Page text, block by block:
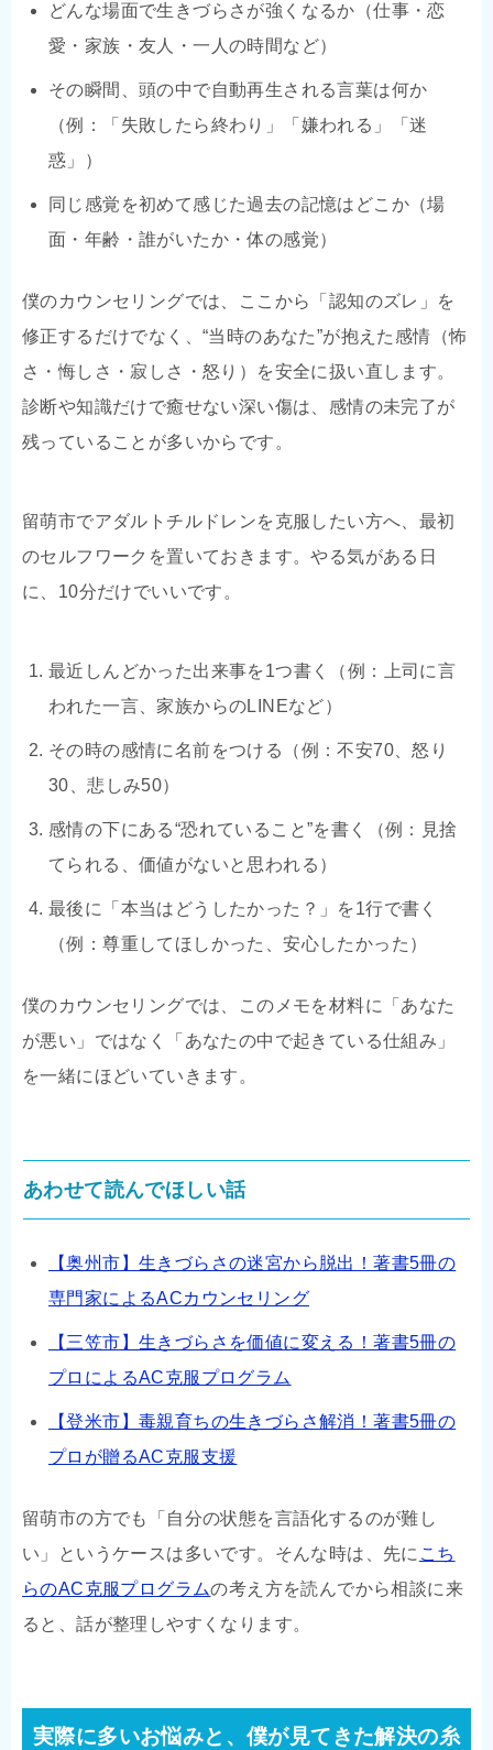
どんな場面で生きづらさが強くなるか（仕事・恋
愛・家族・友人・一人の時間など）
その瞬間、頭の中で自動再生される言葉は何か
（例：「失敗したら終わり」「嫌われる」「迷
惑」）
同じ感覚を初めて感じた過去の記憶はどこか（場
面・年齢・誰がいたか・体の感覚）
僕のカウンセリングでは、ここから「認知のズレ」を
修正するだけでなく、“当時のあなた”が抱えた感情（怖
さ・悔しさ・寂しさ・怒り）を安全に扱い直します。
診断や知識だけで癒せない深い傷は、感情の未完了が
残っていることが多いからです。
留萌市でアダルトチルドレンを克服したい方へ、最初
のセルフワークを置いておきます。やる気がある日
に、10分だけでいいです。
最近しんどかった出来事を1つ書く（例：上司に言
われた一言、家族からのLINEなど）
その時の感情に名前をつける（例：不安70、怒り
30、悲しみ50）
感情の下にある“恐れていること”を書く（例：見捨
てられる、価値がないと思われる）
最後に「本当はどうしたかった？」を1行で書く
（例：尊重してほしかった、安心したかった）
僕のカウンセリングでは、このメモを材料に「あなた
が悪い」ではなく「あなたの中で起きている仕組み」
を一緒にほどいていきます。
あわせて読んでほしい話
【奥州市】生きづらさの迷宮から脱出！著書5冊の
専門家によるACカウンセリング
【三笠市】生きづらさを価値に変える！著書5冊の
プロによるAC克服プログラム
【登米市】毒親育ちの生きづらさ解消！著書5冊の
プロが贈るAC克服支援
留萌市の方でも「自分の状態を言語化するのが難し
い」というケースは多いです。そんな時は、先に こち
らのAC克服プログラムの考え方を読んでから相談に来
ると、話が整理しやすくなります。
実際に多いお悩みと、僕が見てきた解決の糸